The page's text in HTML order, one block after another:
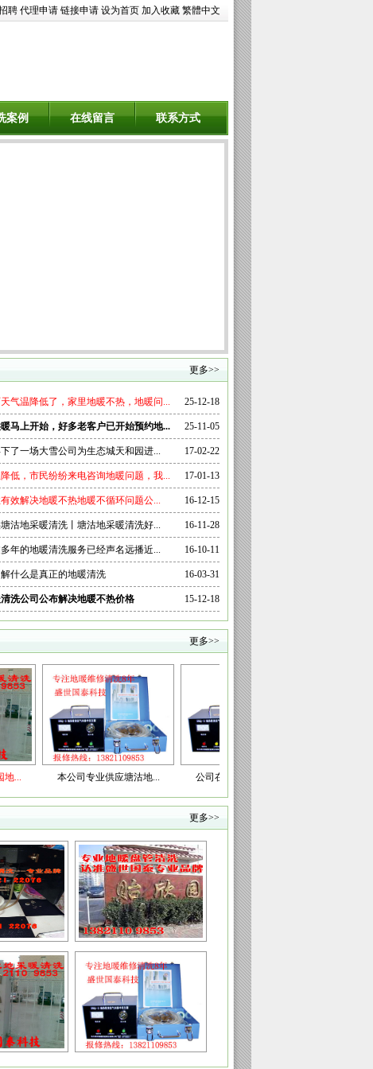
聘 代理申请 链接申请 设为首页 加入收藏 繁體中文
案例 在线留言 联系方式
更多>>
25-12-18
气温降低了，家里地暖不热，地暖问...
25-11-05
马上开始，好多老客户已开始预约地...
17-02-22
了一场大雪公司为生态城天和园进...
17-01-13
低，市民纷纷来电咨询地暖问题，我...
16-12-15
效解决地暖不热地暖不循环问题公...
16-11-28
沽地采暖清洗丨塘沽地采暖清洗好...
16-10-11
年的地暖清洗服务已经声名远播近...
16-03-31
什么是真正的地暖清洗
15-12-18
洗公司公布解决地暖不热价格
更多>>
本公司专业供应塘沽地... 公司在碧海鸿庭精心解...
更多>>